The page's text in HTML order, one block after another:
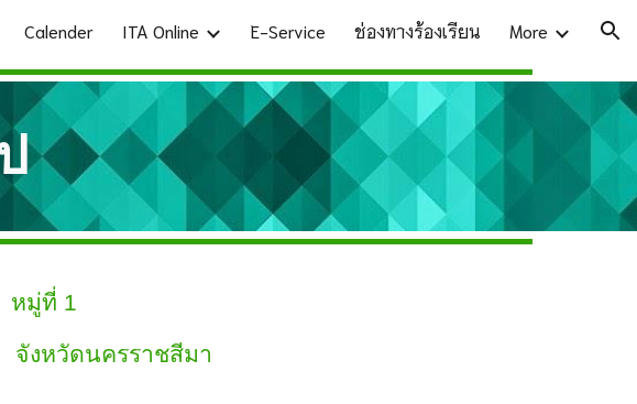
Skip to navigation
Calender ITA Online E-Service ช่องทางร้องเรียน More
หมู่ที่ 1
วัดนครราชสีมา